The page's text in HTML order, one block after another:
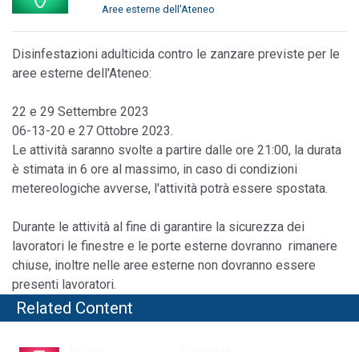
Aree esterne dell'Ateneo
Disinfestazioni adulticida contro le zanzare previste per le
aree esterne dell'Ateneo:
22 e 29 Settembre 2023
06-13-20 e 27 Ottobre 2023.
Le attività saranno svolte a partire dalle ore 21:00, la durata
è stimata in 6 ore al massimo, in caso di condizioni
metereologiche avverse, l'attività potrà essere spostata.
Durante le attività al fine di garantire la sicurezza dei
lavoratori le finestre e le porte esterne dovranno rimanere
chiuse, inoltre nelle aree esterne non dovranno essere
presenti lavoratori.
Related Content